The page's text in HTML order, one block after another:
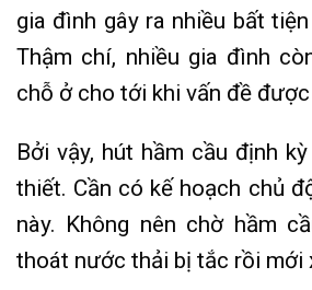
gia đình gây ra nhiều bất
Thậm chí, nhiều gia đình
chỗ ở cho tới khi vấn đề
Bởi vậy, hút hầm cầu định
thiết. Cần có kế hoạch chủ
này. Không nên chờ hầm
thoát nước thải bị tắc rồi mới